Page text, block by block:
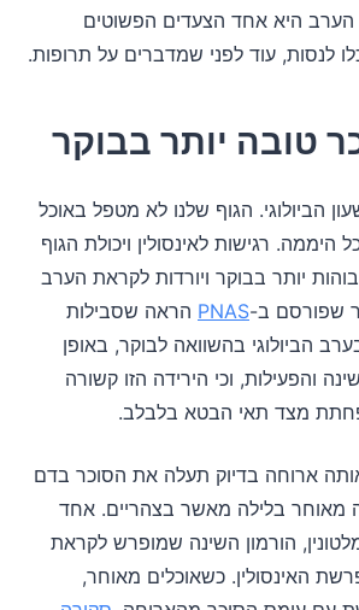
הערב היא אחד הצעדים הפשוטים
לנסות, עוד לפני שמדברים על תרופות.
הביולוגי. הגוף שלנו לא מטפל באוכל
היממה. רגישות לאינסולין ויכולת הגוף
יותר בבוקר ויורדות לקראת הערב
שפורסם ב-PNAS הראה שסבילות
הביולוגי בהשוואה לבוקר, באופן
והפעילות, וכי הירידה הזו קשורה
מצד תאי הבטא בלבלב.
ארוחה בדיוק תעלה את הסוכר בדם
מאוחר בלילה מאשר בצהריים. אחד
הורמון השינה שמופרש לקראת
האינסולין. כשאוכלים מאוחר,